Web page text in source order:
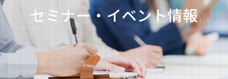
人脈・ネットワークを広げたい
経営について相談したい（経営安定、専門家相談な
ど）
創業、事業承継について相談したい
資金を調達したい
セミナー・イベント情報
浜松商工会議所について
セミナー・イベント情報